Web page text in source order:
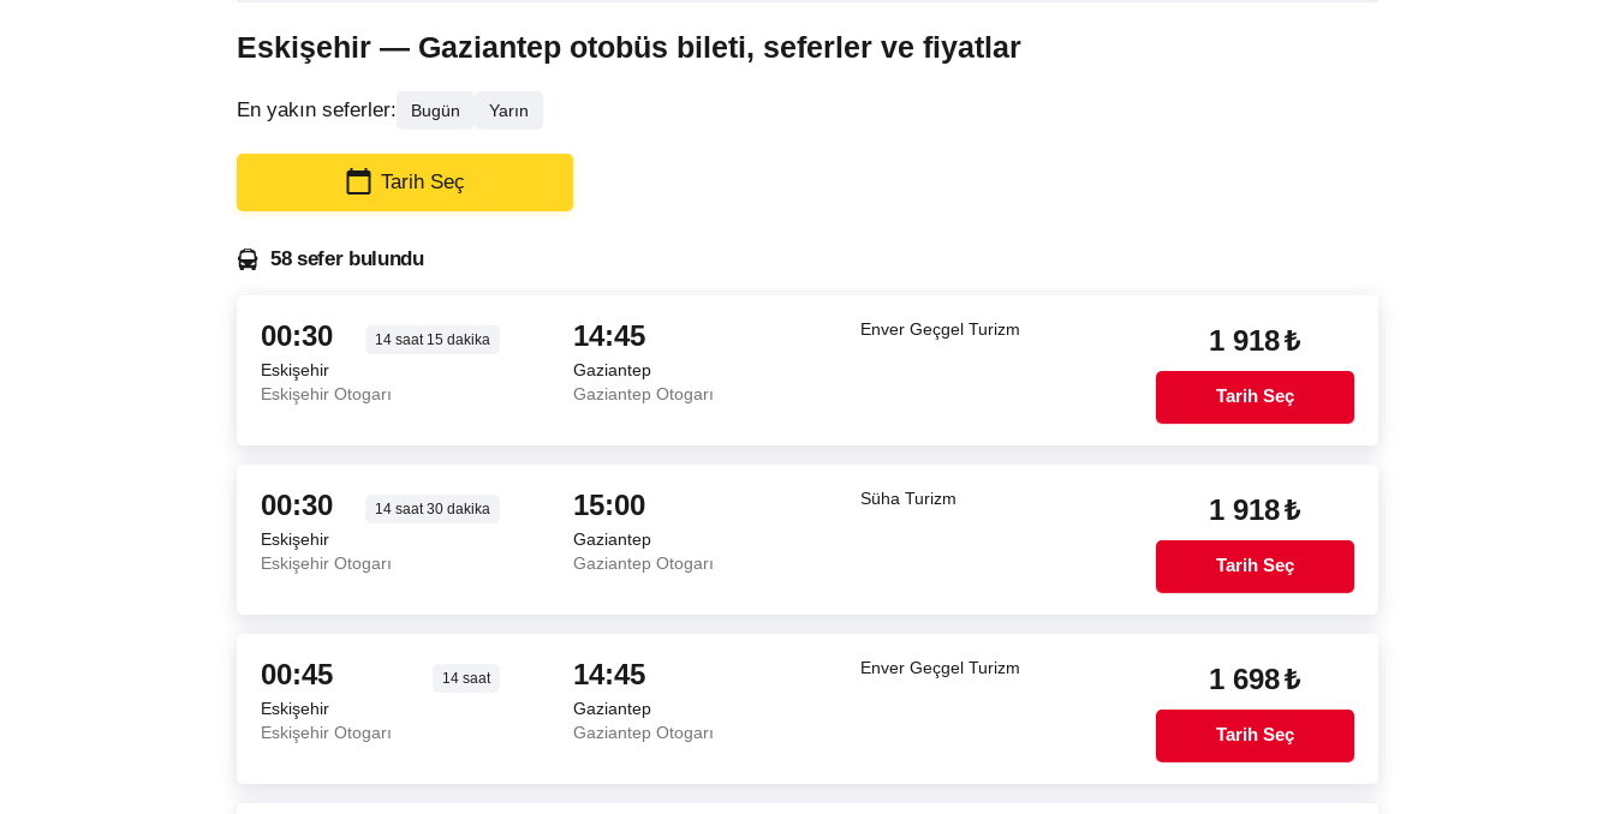
Eskişehir — Gaziantep otobüs bileti, seferler ve fiyatlar
En yakın seferler: Bugün Yarın
Tarih Seç
58 sefer bulundu
00:30 14 saat15 dakika
Eskişehir
Eskişehir Otogarı
14:45
Gaziantep
Gaziantep Otogarı
Enver Geçgel Turizm 1 918₺
Tarih Seç
00:30 14 saat30 dakika
Eskişehir
Eskişehir Otogarı
15:00
Gaziantep
Gaziantep Otogarı
Süha Turizm 1 918₺
Tarih Seç
00:45 14 saat
Eskişehir
Eskişehir Otogarı
14:45
Gaziantep
Gaziantep Otogarı
Enver Geçgel Turizm 1 698₺
Tarih Seç